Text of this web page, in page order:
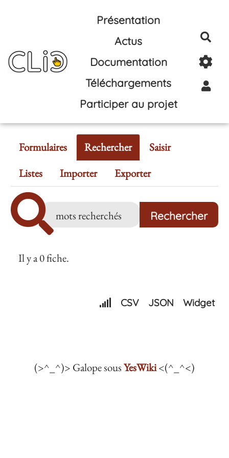
Aller au contenu principal
Présentation
Actus
Documentation
Téléchargements
Participer au projet
Formulaires Rechercher
Saisir
Listes
Importer Exporter
Il y a 0 fiche.
CSV JSON Widget
(>^_^)> Galope sousYesWiki<(^_^<)